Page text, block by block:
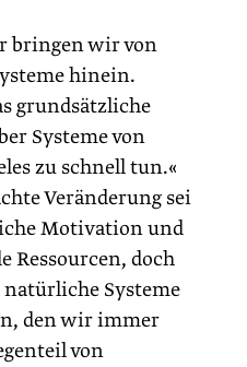
bringen wir von
hinein.
grundsätzliche
Systeme von
zu schnell tun.«
Veränderung sei
Motivation und
Ressourcen, doch
Systeme
den wir immer
von